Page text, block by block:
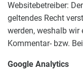
Websitebetreiber:
geltendes Recht
werden, weshalb wir
Kommentar- bzw.
Google Analytics